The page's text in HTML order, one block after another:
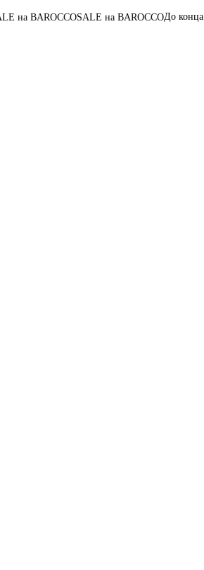
BAROCCOSALE на BAROCCOДо конца акции